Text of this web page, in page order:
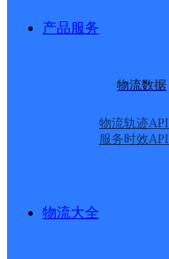
产品服务
物流数据
物流轨迹API
服务时效API
物流大全